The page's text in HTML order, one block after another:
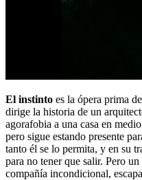
El instinto es la ópera prima
dirige la historia de un
agorafobia a una casa en
pero sigue estando presente
tanto él se lo permita, y en su
para no tener que salir. Pero
compañía incondicional,